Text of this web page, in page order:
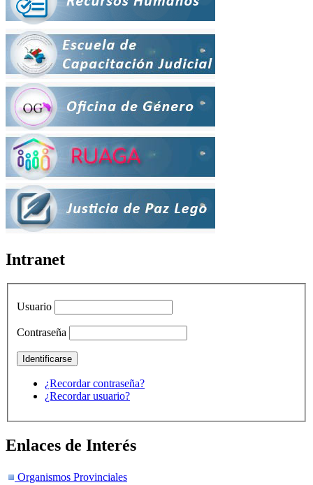
Intranet
Usuario
Contraseña
¿Recordar contraseña?
¿Recordar usuario?
Enlaces de Interés
Organismos Provinciales